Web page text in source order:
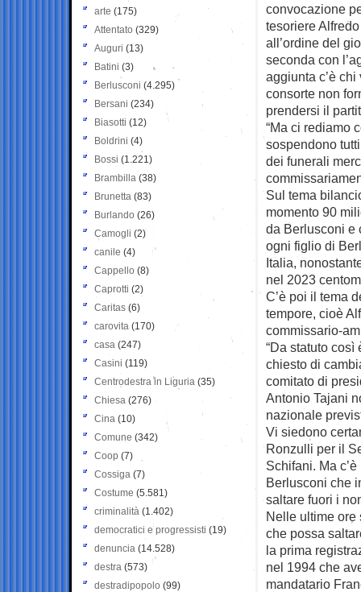
convocazione
tesoriere
all’ordine del
seconda con
aggiunta c’è
consorte non
prendersi il
“Ma ci rediamo
sospendono
dei funerali
Sul tema
momento 90
da Berlusconi e
ogni figlio di
Italia,
nel 2023
C’è poi il tema
tempore, cioè
commissario-
“Da statuto
chiesto di
comitato di
Antonio Tajani
nazionale
Vi siedono
Ronzulli per il
Schifani. Ma
Berlusconi che
saltare fuori i
Nelle ultime ore
che possa
la prima
nel 1994 che
mandatario
arte (175)
Attentato (329)
Auguri (13)
Batini (3)
Berlusconi (4.295)
Bersani (234)
Biasotti (12)
Boldrini (4)
Bossi (1.221)
Brambilla (38)
Brunetta (83)
Burlando (26)
Camogli (2)
canile (4)
Cappello (8)
Caprotti (2)
Caritas (6)
carovita (170)
casa (247)
Casini (119)
Centrodestra in Liguria (35)
Chiesa (276)
Cina (10)
Comune (342)
Coop (7)
Cossiga (7)
Costume (5.581)
criminalità (1.402)
democratici e progressisti (19)
denuncia (14.528)
destra (573)
destradipopolo (99)